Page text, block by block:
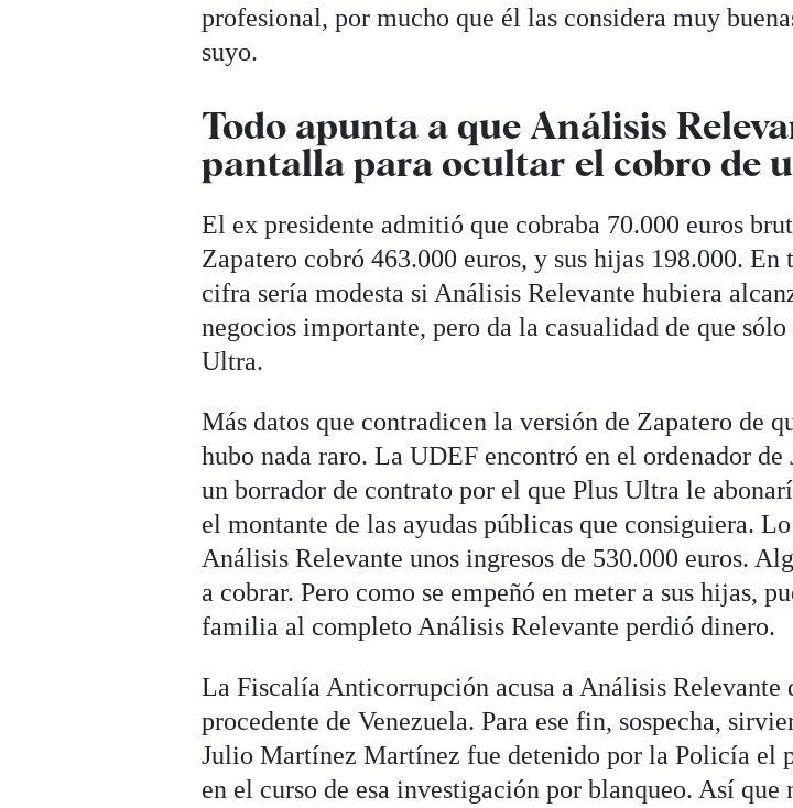
profesional, por mucho que él las considera muy
suyo.
Todo apunta a que Análisis
pantalla para ocultar el cobro de
El ex presidente admitió que cobraba 70.000 euros
Zapatero cobró 463.000 euros, y sus hijas 198.000. En
cifra sería modesta si Análisis Relevante hubiera
negocios importante, pero da la casualidad de que
Ultra.
Más datos que contradicen la versión de Zapatero de
hubo nada raro. La UDEF encontró en el ordenador
un borrador de contrato por el que Plus Ultra le
el montante de las ayudas públicas que consiguiera. Lo
Análisis Relevante unos ingresos de 530.000 euros.
a cobrar. Pero como se empeñó en meter a sus hijas,
familia al completo Análisis Relevante perdió dinero.
La Fiscalía Anticorrupción acusa a Análisis Relevante
procedente de Venezuela. Para ese fin, sospecha,
Julio Martínez Martínez fue detenido por la Policía el
en el curso de esa investigación por blanqueo. Así que